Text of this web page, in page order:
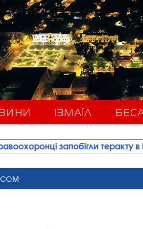
ІЗМАЇЛ
теракту в Ізмаїлі: